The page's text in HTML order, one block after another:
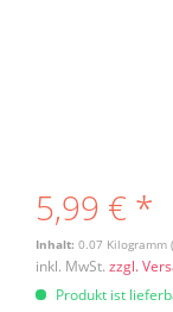
5,99 € *
Inhalt: 0.07 Kilogramm
inkl. MwSt. zzgl.
Produkt ist